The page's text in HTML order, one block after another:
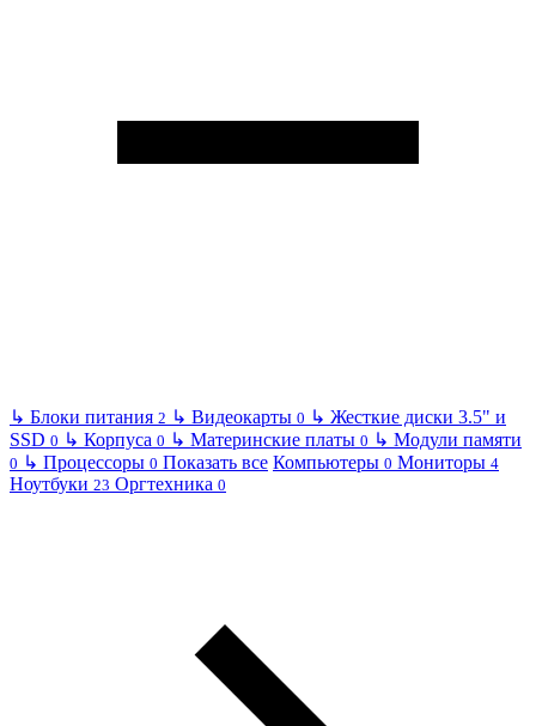
↳ Блоки питания 2 ↳ Видеокарты 0 ↳ Жесткие диски 3.5" и
SSD 0 ↳ Корпуса 0 ↳ Материнские платы 0 ↳ Модули памяти
0 ↳ Процессоры 0 Показать все Компьютеры 0 Мониторы 4
Ноутбуки 23 Оргтехника 0